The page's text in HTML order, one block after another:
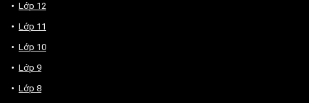
Lớp 12
Lớp 11
Lớp 10
Lớp 9
Lớp 8